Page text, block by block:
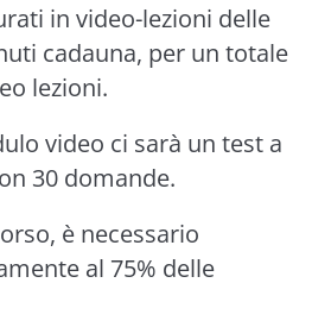
in video-lezioni delle
cadauna, per un totale
lezioni.
video ci sarà un test a
30 domande.
è necessario
al 75% delle